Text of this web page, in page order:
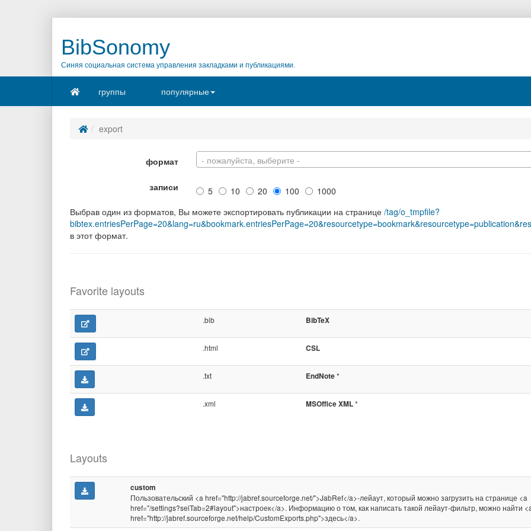
BibSonomy
Синяя социальная система управления закладками и публикациями.
группы популярные
export
формат - пожалуйста, выберите -
записи 5 10 20 100
1000
Выбрав один из форматов, Вы можете экспортировать публикации на странице /tag/o_tmpfile?
в этот формат.
Favorite layouts
.bib BibTeX
.html CSL
.txt EndNote*
.xml MSOffice XML*
Layouts
custom
Пользовательский <a href="http://jabref.sourceforge.net/">JabRef</a>-лейаут, который можно загрузить на странице <a
href="/settings?selTab=2#layout">настроек</a>. Информацию о том, как написать такой лейаут-фильтр, можно найти
href="http://jabref.sourceforge.net/help/CustomExports.php">здесь</a>.